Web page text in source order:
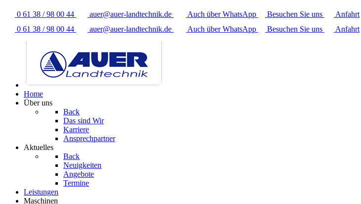
0 61 38 / 98 00 44 auer@auer-landtechnik.de Auch über WhatsApp Besuchen Sie uns
Anfahrt
0 61 38 / 98 00 44
auer@auer-landtechnik.de Auch über WhatsApp Besuchen Sie uns Anfahrt
Home
Über uns
Back
Das sind Wir
Karriere
Ansprechpartner
Aktuelles
Back
Neuigkeiten
Angebote
Termine
Leistungen
Maschinen